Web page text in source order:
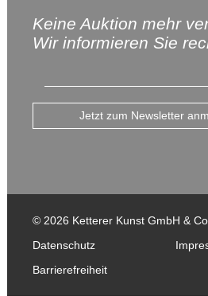
Keine Auktion mehr
Wir informieren Sie
Jetzt zum Newsletter
© 2026 Ketterer Kunst GmbH &
Datenschutz
Barrierefreiheit